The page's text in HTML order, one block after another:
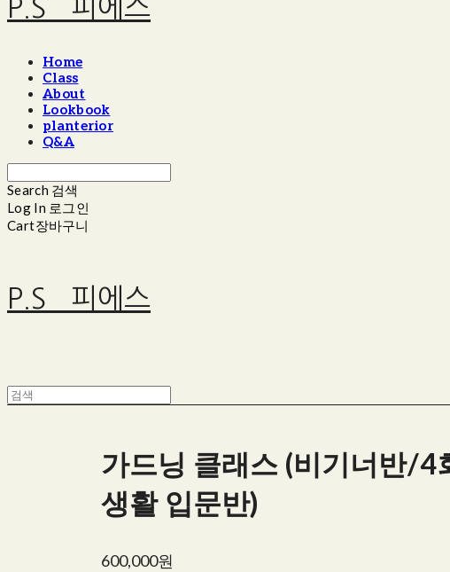
P.S_ 피에스
Home
Class
About
Lookbook
planterior
Q&A
Search 검색
Log In 로그인
Cart장바구니
P.S_ 피에스
가드닝 클래스 (비기너반/4
생활 입문반)
600,000원